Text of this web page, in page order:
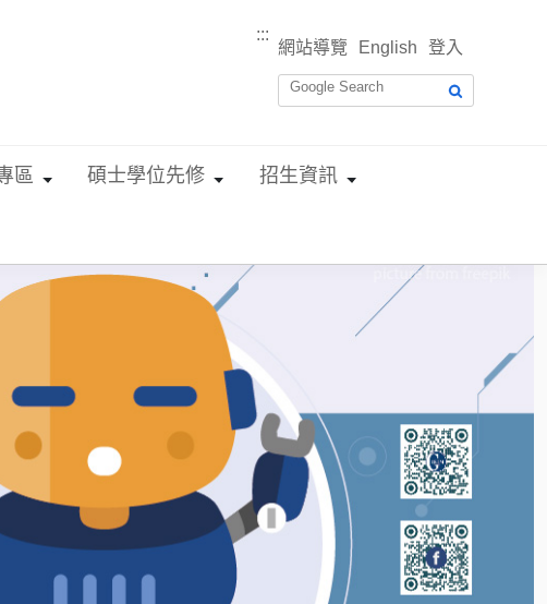
:::
網站導覽 English 登入
區 碩士學位先修 招生資訊